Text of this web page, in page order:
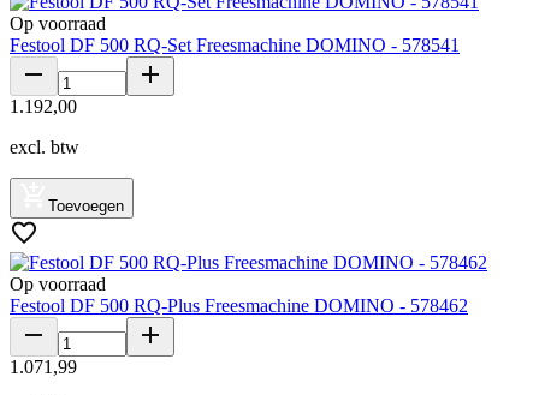
Op voorraad
Festool DF 500 RQ-Set Freesmachine DOMINO - 578541
1 .192,00
excl. btw
Toevoegen
Op voorraad
Festool DF 500 RQ-Plus Freesmachine DOMINO - 578462
1 .071 ,99